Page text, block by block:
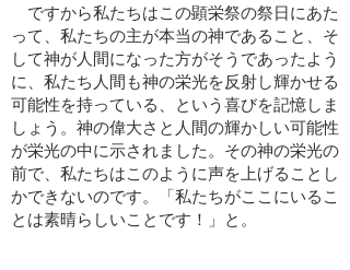
ですから私たちはこの顕栄祭の祭日にあた
って、私たちの主が本当の神であること、そ
して神が人間になった方がそうであったよう
に、私たち人間も神の栄光を反射し輝かせる
可能性を持っている、という喜びを記憶しま
しょう。神の偉大さと人間の輝かしい可能性
が栄光の中に示されました。その神の栄光の
前で、私たちはこのように声を上げることし
かできないのです。「私たちがここにいるこ
とは素晴らしいことです！」と。